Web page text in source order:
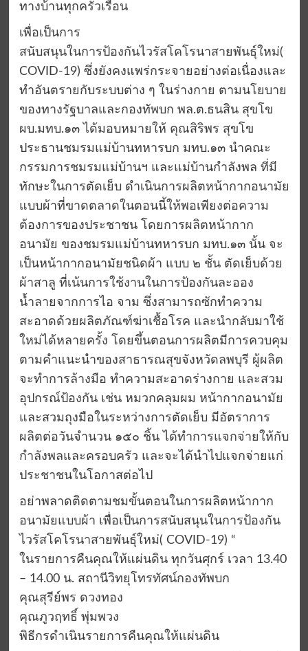
ทางบ้านทุกครัวเรือน
เพื่อเป็นการ
สนับสนุนในการป้องกันไวรัสโคโรนาสายพันธุ์ใหม่(
COVID-19) ซึ่งยังคงแพร่กระจายอย่างต่อเนื่องและ
ทำอันตรายกับระบบต่าง ๆ ในร่างกาย ตามนโยบาย
ของทางรัฐบาลและกองทัพบก พล.ต.ธนสิน สุขโข
ผบ.มทบ.๑๓ ได้มอบหมายให้ คุณสิริพร สุขโข
ประธานชมรมแม่บ้านทหารบก มทบ.๑๓ นำคณะ
กรรมการชมรมแม่บ้านฯ และแม่บ้านกำลังพล ที่มี
ทักษะในการตัดเย็บ ดำเนินการผลิตหน้ากากอนามัย
แบบผ้าที่ขาดตลาดในตอนนี้ให้พอเพียงต่อความ
ต้องการของประชาชน โดยการผลิตหน้ากาก
อนามัย ของชมรมแม่บ้านทหารบก มทบ.๑๓ นั้น จะ
เป็นหน้ากากอนามัยชนิดผ้า แบบ ๒ ชั้น ตัดเย็บด้วย
ผ้าสาลู ที่เน้นการใช้งานในการป้องกันละออง
น้ำลายจากการไอ จาม ซึ่งสามารถซักทำความ
สะอาดด้วยผลิตภัณฑ์ฆ่าเชื้อโรค และนำกลับมาใช้
ใหม่ได้หลายครั้ง โดยขึ้นตอนการผลิตมีการควบคุม
ตามคำแนะนำของสาธารณสุขจังหวัดลพบุรี ผู้ผลิต
จะทำการล้างมือ ทำความสะอาดร่างกาย และสวม
อุปกรณ์ป้องกัน เช่น หมวกคลุมผม หน้ากากอนามัย
และสวมถุงมือในระหว่างการตัดเย็บ มีอัตราการ
ผลิตต่อวันจำนวน ๑๕๐ ชิ้น ได้ทำการแจกจ่ายให้กับ
กำลังพลและครอบครัว และจะได้นำไปแจกจ่ายแก่
ประชาชนในโอกาสต่อไป
อย่าพลาดติดตามชมขั้นตอนในการผลิตหน้ากาก
อนามัยแบบผ้า เพื่อเป็นการสนับสนุนในการป้องกัน
ไวรัสโคโรนาสายพันธุ์ใหม่( COVID-19) “
ในรายการคืนคุณให้แผ่นดิน ทุกวันศุกร์ เวลา 13.40
– 14.00 น. สถานีวิทยุโทรทัศน์กองทัพบก
คุณสุรีย์พร ดวงทอง
คุณภูวฤทธิ์ พุ่มพวง
พิธีกรดำเนินรายการคืนคุณให้แผ่นดิน